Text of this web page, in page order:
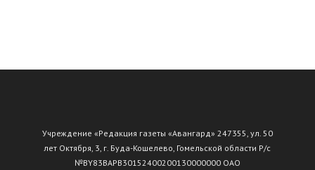
Учреждение «Редакция газеты «Авангард» 247355, ул. 50
лет Октября, 3, г. Буда-Кошелево, Гомельской области Р/с
№ВY83ВАРВ30152400200130000000 ОАО